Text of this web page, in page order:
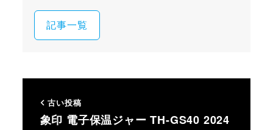
記事一覧
古い投稿
象印 電子保温ジャー TH-GS40 2024